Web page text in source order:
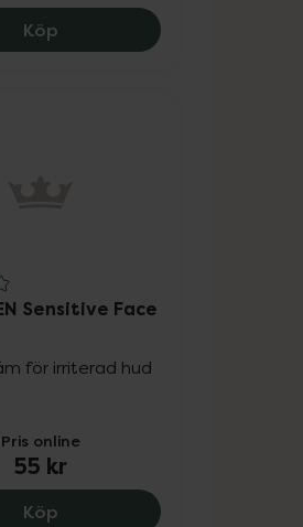
Face Cream, 125 kr.
Köp NIVEA men Sensitive After
Roll On, 63 kr.
Sensitive Face
för irriterad hud
Pris online
55 kr
Köp NIVEA MEN Sensitive Face